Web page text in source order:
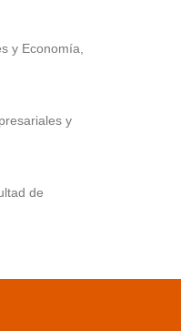
y Economía,
y
de